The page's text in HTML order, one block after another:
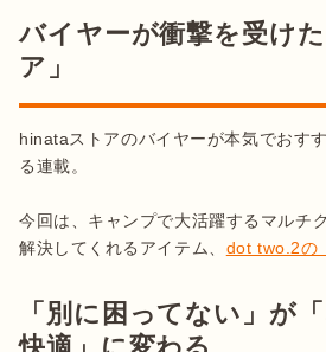
バイヤーが衝撃を受け
ア」
hinataストアのバイヤーが本気でおす
る連載。
今回は、キャンプで大活躍するマルチ
解決してくれるアイテム、 dot two.2の
「別に困ってない」が